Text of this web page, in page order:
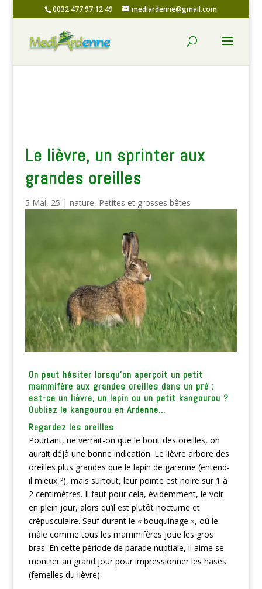
0032 477 97 12 49 mediardenne@gmail.com
Le lièvre, un sprinter aux
grandes oreilles
5 Mai, 25 | nature, Petites et grosses bêtes
On peut hésiter lorsqu’on aperçoit un petit
mammifère aux grandes oreilles dans un pré :
est-ce un lièvre, un lapin ou un petit kangourou ?
Oubliez le kangourou en Ardenne…
Regardez les oreilles
Pourtant, ne verrait-on que le bout des oreilles, on
aurait déjà une bonne indication. Le lièvre arbore des
oreilles plus grandes que le lapin de garenne (entend-
il mieux ?), mais surtout, leur pointe est noire sur 1 à
2 centimètres. Il faut pour cela, évidemment, le voir
en plein jour, alors qu’il est plutôt nocturne et
crépusculaire. Sauf durant le « bouquinage », où le
mâle comme tous les mammifères joue les gros
bras. En cette période de parade nuptiale, il aime se
montrer au grand jour pour impressionner les hases
(femelles du lièvre).